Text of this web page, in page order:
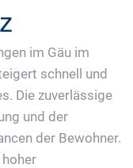
im Gäu im
schnell und
Die zuverlässige
und der
der Bewohner.